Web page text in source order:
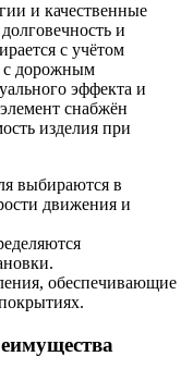
и качественные
и
с учётом
с дорожным
эффекта и
снабжён
изделия при
выбираются в
движения и
обеспечивающие